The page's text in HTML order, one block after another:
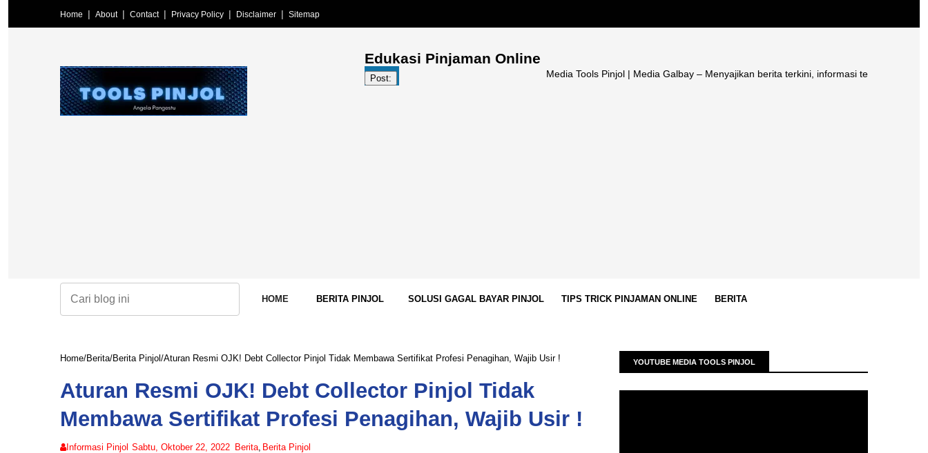
Home About Contact Privacy Policy Disclaimer Sitemap
Edukasi Pinjaman Online
Post: Media Tools Pinjol | Media Galbay – Menyajikan berita terkini, informasi terpercaya, edukasi
HOME BERITA PINJOL SOLUSI GAGAL BAYAR PINJOL TIPS TRICK PINJAMAN ONLINE BERITA
Home/Berita/Berita Pinjol /Aturan Resmi OJK! Debt Collector Pinjol Tidak Membawa Sertifikat Profesi Penagihan, Wajib Usir !
Aturan Resmi OJK! Debt Collector Pinjol Tidak
Membawa Sertifikat Profesi Penagihan, Wajib Usir !
Informasi Pinjol Sabtu, Oktober 22, 2022 Berita, Berita Pinjol
YOUTUBE MEDIA TOOLS PINJOL